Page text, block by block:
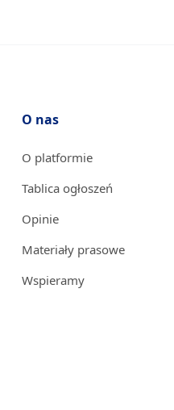
O nas
O platformie
Tablica ogłoszeń
Opinie
Materiały prasowe
Wspieramy